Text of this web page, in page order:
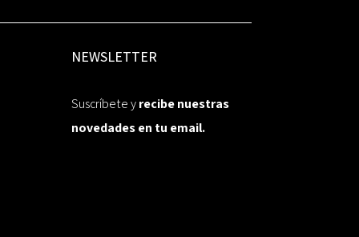
NEWSLETTER
Suscríbete yrecibe nuestras
novedades en tu email.